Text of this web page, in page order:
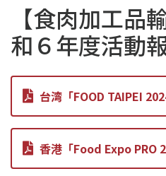
【食肉加工品
和６年度活動
台湾「FOOD TAIPEI
香港「Food Expo PRO